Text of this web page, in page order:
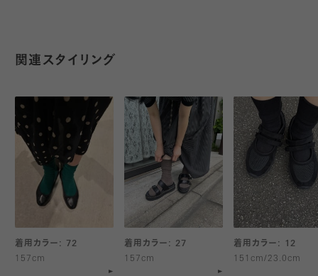
最上級リネンを使用しています。
●メンズサイズはこちら
【リネン製品について】
リネン高混率の製品は特性上
ご着用、お洗濯時に繊維が脱落しやすく、
お肌や履物に付着する事がございますが
素材本来の自然な風合いとして
関連スタイリング
着用カラー: 72
157cm
着用カラー: 27
157cm
着用カラー: 12
151cm/23.0cm